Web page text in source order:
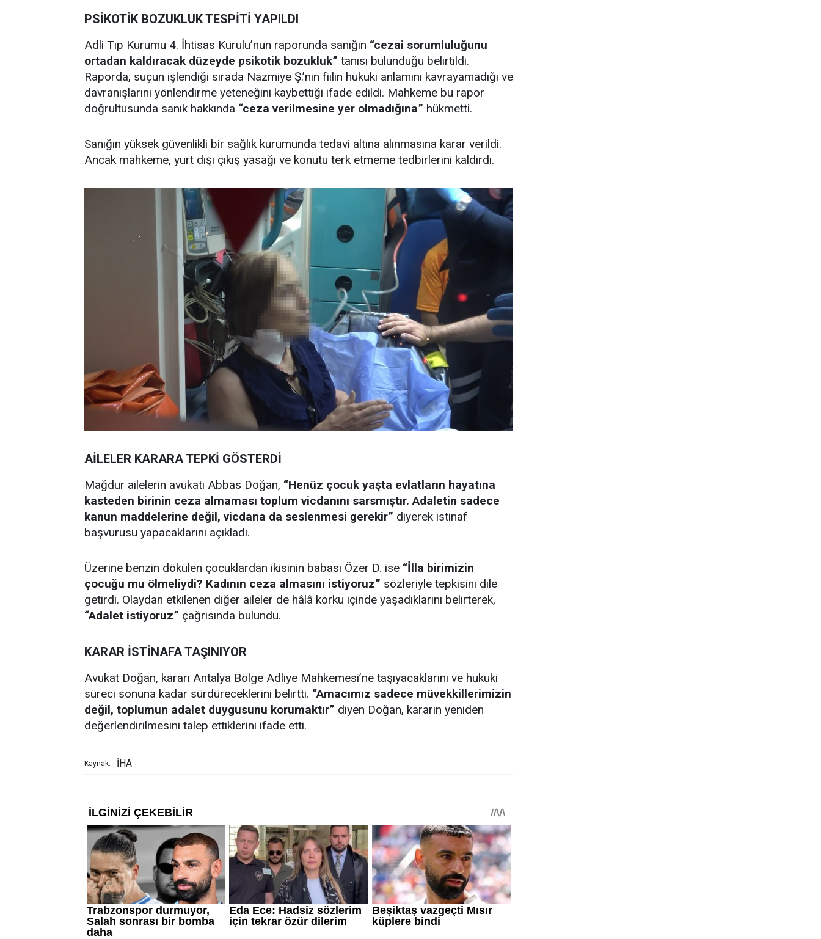
PSİKOTİK BOZUKLUK TESPİTİ YAPILDI
Adli Tıp Kurumu 4. İhtisas Kurulu’nun raporunda sanığın “cezai sorumluluğunu
ortadan kaldıracak düzeyde psikotik bozukluk” tanısı bulunduğu belirtildi.
Raporda, suçun işlendiği sırada Nazmiye Ş.’nin fiilin hukuki anlamını kavrayamadığı ve
davranışlarını yönlendirme yeteneğini kaybettiği ifade edildi. Mahkeme bu rapor
doğrultusunda sanık hakkında “ceza verilmesine yer olmadığına” hükmetti.
Sanığın yüksek güvenlikli bir sağlık kurumunda tedavi altına alınmasına karar verildi.
Ancak mahkeme, yurt dışı çıkış yasağı ve konutu terk etmeme tedbirlerini kaldırdı.
AİLELER KARARA TEPKİ GÖSTERDİ
Mağdur ailelerin avukatı Abbas Doğan, “Henüz çocuk yaşta evlatların hayatına
kasteden birinin ceza almaması toplum vicdanını sarsmıştır. Adaletin sadece
kanun maddelerine değil, vicdana da seslenmesi gerekir” diyerek istinaf
başvurusu yapacaklarını açıkladı.
Üzerine benzin dökülen çocuklardan ikisinin babası Özer D. ise “İlla birimizin
çocuğu mu ölmeliydi? Kadının ceza almasını istiyoruz” sözleriyle tepkisini dile
getirdi. Olaydan etkilenen diğer aileler de hâlâ korku içinde yaşadıklarını belirterek,
“Adalet istiyoruz” çağrısında bulundu.
KARAR İSTİNAFA TAŞINIYOR
Avukat Doğan, kararı Antalya Bölge Adliye Mahkemesi’ne taşıyacaklarını ve hukuki
süreci sonuna kadar sürdüreceklerini belirtti. “Amacımız sadece müvekkillerimizin
değil, toplumun adalet duygusunu korumaktır” diyen Doğan, kararın yeniden
değerlendirilmesini talep ettiklerini ifade etti.
Kaynak: İHA